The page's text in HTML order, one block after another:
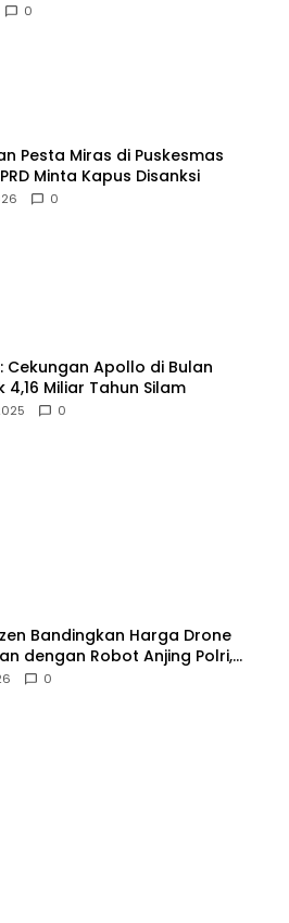
0
Pesta Miras di Puskesmas
Minta Kapus Disanksi
0
Cekungan Apollo di Bulan
4,16 Miliar Tahun Silam
0
Bandingkan Harga Drone
dengan Robot Anjing Polri,
5 Kali Lipat
0